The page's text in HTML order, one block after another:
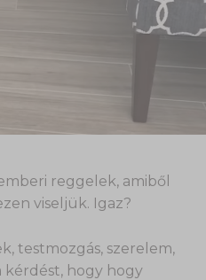
reggelek, amiből
viseljük. Igaz?
testmozgás, szerelem,
kérdést, hogy hogy